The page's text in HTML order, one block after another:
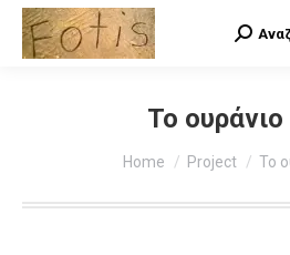
Search:
Το
You are here:
Home Project Το